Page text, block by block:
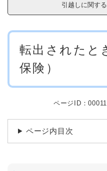
引越しに関す
本
転出されたと
保険）
ページID：
ページ内目次